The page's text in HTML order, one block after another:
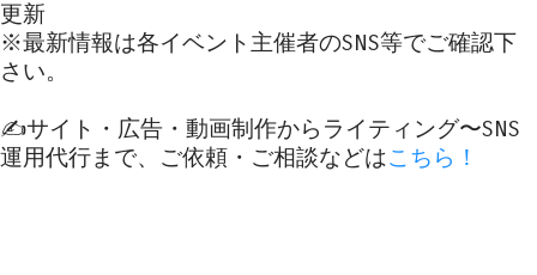
更新
※最新情報は各イベント主催者のSNS等でご確認下
さい。
✍️サイト・広告・動画制作からライティング〜SNS
運用代行まで、ご依頼・ご相談などはこちら！